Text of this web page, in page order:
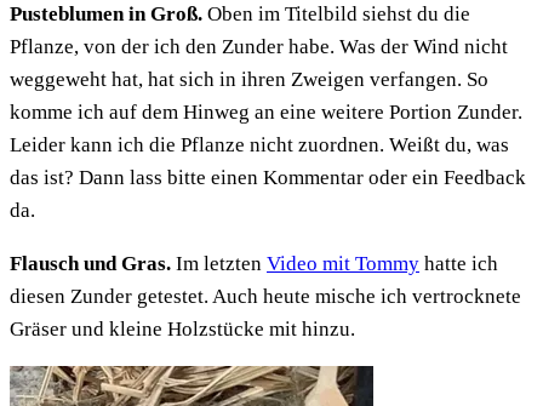
Pusteblumen in Groß. Oben im Titelbild siehst du die
Pflanze, von der ich den Zunder habe. Was der Wind nicht
weggeweht hat, hat sich in ihren Zweigen verfangen. So
komme ich auf dem Hinweg an eine weitere Portion Zunder.
Leider kann ich die Pflanze nicht zuordnen. Weißt du, was
das ist? Dann lass bitte einen Kommentar oder ein Feedback
da.
Flausch und Gras. Im letzten Video mit Tommy hatte ich
diesen Zunder getestet. Auch heute mische ich vertrocknete
Gräser und kleine Holzstücke mit hinzu.